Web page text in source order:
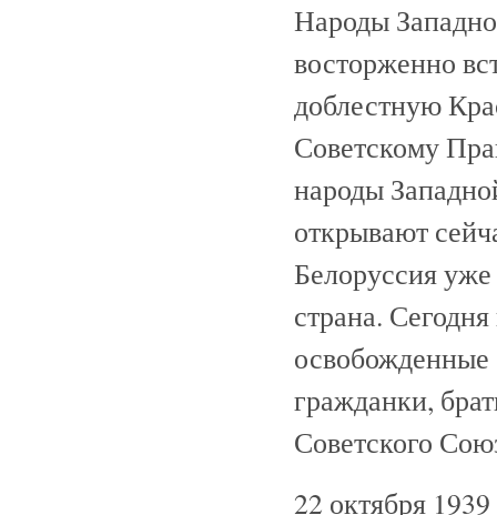
Народы
восторженно
доблестную
Советскому
народы
открывают
Белоруссия
страна.
освобожденные
гражданки,
Советского
22 октября